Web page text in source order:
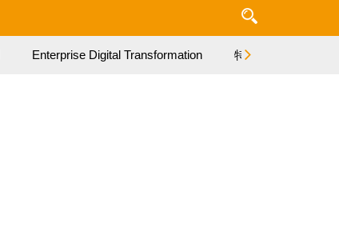
Enterprise Digital Transformation 特集